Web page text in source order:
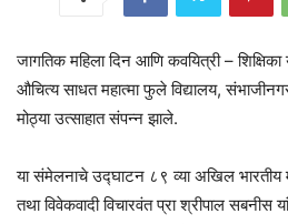
जागतिक महिला दिन आणि कवयित्री – शिक्षिका
औचित्य साधत महात्मा फुले विद्यालय,
मोठ्या उत्साहात संपन्न झाले.
या संमेलनाचे उद्घाटन ८९ व्या अखिल भारतीय
तथा विवेकवादी विचारवंत प्रा श्रीपाल सबनीस